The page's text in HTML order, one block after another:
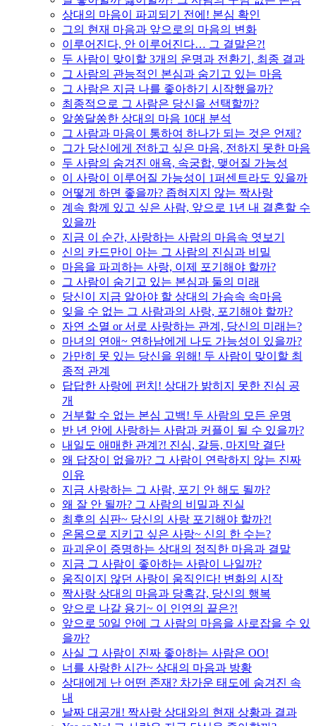
상대의 마음이 파괴되기 전에! 본심 확인
그의 현재 마음과 앞으로의 마음의 변화
이루어진다, 안 이루어진다… 그 결말은?!
두 사람이 맞이할 3개의 운명과 전환기, 최종 결과
그 사람의 관능적인 본심과 숨기고 있는 마음
그 사람은 지금 나를 좋아하기 시작했을까?
최종적으로 그 사람은 당신을 선택할까?
알쏭달쏭한 상대의 마음 10대 분석
그 사람과 마음이 통하여 하나가 되는 것은 언제?
그가 당신에게 전하고 싶은 마음, 전하지 못한 마음
두 사람의 숨겨진 애욕, 속궁합, 맺어질 가능성
이 사랑이 이루어질 가능성이 1퍼센트라도 있을까
어떻게 하면 좋을까? 좁혀지지 않는 짝사랑
계속 함께 있고 싶은 사람, 앞으로 1년 내 결혼할 수
있을까
지금 이 순간, 사랑하는 사람의 마음속 엿보기
신의 카드만이 아는 그 사람의 진심과 비밀
마음을 파괴하는 사랑, 이제 포기해야 할까?
그 사람이 숨기고 있는 본심과 둘의 미래
당신이 지금 알아야 할 상대의 가슴속 속마음
잊을 수 없는 그 사람과의 사랑, 포기해야 할까?
자연 소멸 or 서로 사랑하는 관계, 당신의 미래는?
마녀의 연애~ 연하남에게 나도 가능성이 있을까?
가만히 못 있는 당신을 위해! 두 사람이 맞이할 최
종적 관계
답답한 사랑에 펀치! 상대가 밝히지 못한 진심 공
개
거부할 수 없는 본심 고백! 두 사람의 모든 운명
반 년 안에 사랑하는 사람과 커플이 될 수 있을까?
내일도 애매한 관계?! 진심, 갈등, 마지막 결단
왜 답장이 없을까? 그 사람이 연락하지 않는 진짜
이유
지금 사랑하는 그 사람, 포기 안 해도 될까?
왜 잘 안 될까? 그 사람의 비밀과 진실
최후의 심판~ 당신의 사랑 포기해야 할까?!
온몸으로 지키고 싶은 사랑~ 신의 한 수는?
파괴운이 증명하는 상대의 정직한 마음과 결말
지금 그 사람이 좋아하는 사람이 나일까?
움직이지 않던 사랑이 움직인다! 변화의 시작
짝사랑 상대의 마음과 당혹감, 당신의 행복
앞으로 나갈 용기~ 이 인연의 끝은?!
앞으로 50일 안에 그 사람의 마음을 사로잡을 수 있
을까?
사실 그 사람이 진짜 좋아하는 사람은 OO!
너를 사랑한 시간~ 상대의 마음과 방황
상대에게 난 어떤 존재? 차가운 태도에 숨겨진 속
내
날짜 대공개! 짝사랑 상대와의 현재 상황과 결과